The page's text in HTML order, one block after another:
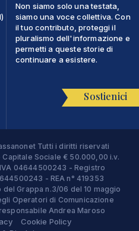
Non siamo solo una testata,
siamo una voce collettiva. Con
il tuo contributo, proteggi il
pluralismo dell'informazione e
permetti a queste storie di
continuare a esistere.
Sostienici
Tutti i diritti riservati
Sociale € 50.000,00 i.v.
04644500243 - Registro
- REA n° 419353
Grappa n.3/06 del 10 maggio
Operatori di Comunicazione
Andrea Maroso
Cookie Policy